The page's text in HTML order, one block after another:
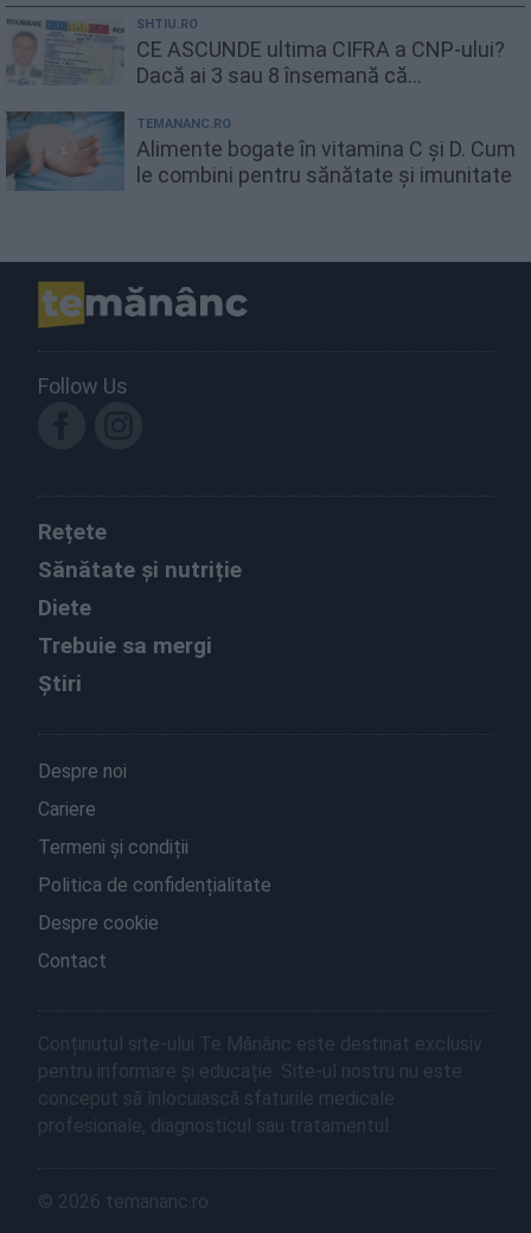
SHTIU.RO
CE ASCUNDE ultima CIFRA a CNP-ului?
Dacă ai 3 sau 8 însemană că...
TEMANANC.RO
Alimente bogate în vitamina C și D. Cum
le combini pentru sănătate și imunitate
Follow Us
Rețete
Sănătate și nutriție
Diete
Trebuie sa mergi
Știri
Despre noi
Cariere
Termeni și condiții
Politica de confidențialitate
Despre cookie
Contact
Conținutul site-ului Te Mănânc este destinat exclusiv
pentru informare și educație. Site-ul nostru nu este
conceput să înlocuiască sfaturile medicale
profesionale, diagnosticul sau tratamentul.
© 2026 temananc.ro